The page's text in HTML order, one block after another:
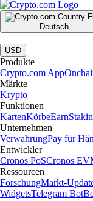
Deutsch
|
USD
Produkte
Crypto.com App
Märkte
Krypto
Funktionen
KartenKörbeEarn
Unternehmen
VerwahrungPay für
Entwickler
Cronos PoSCronos
Ressourcen
ForschungMarkt-
WidgetsTelegram Bot